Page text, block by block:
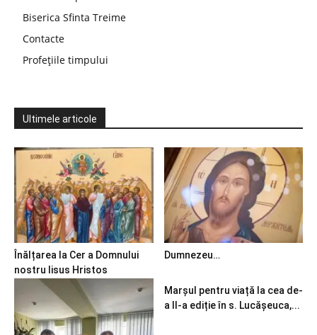
Biserica Sfinta Treime
Contacte
Profețiile timpului
Ultimele articole
Înălțarea la Cer a Domnului
nostru Iisus Hristos
Dumnezeu…
Marșul pentru viață la cea de-
a II-a ediție în s. Lucășeuca,...